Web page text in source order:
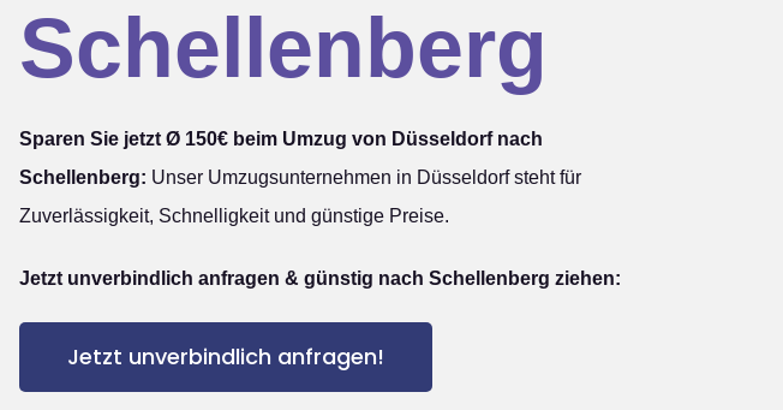
Schellenberg
Sparen Sie jetzt Ø 150€ beim Umzug von Düsseldorf nach
Schellenberg: Unser Umzugsunternehmen in Düsseldorf steht für
Zuverlässigkeit, Schnelligkeit und günstige Preise.
Jetzt unverbindlich anfragen & günstig nach Schellenberg ziehen:
Jetzt unverbindlich anfragen!